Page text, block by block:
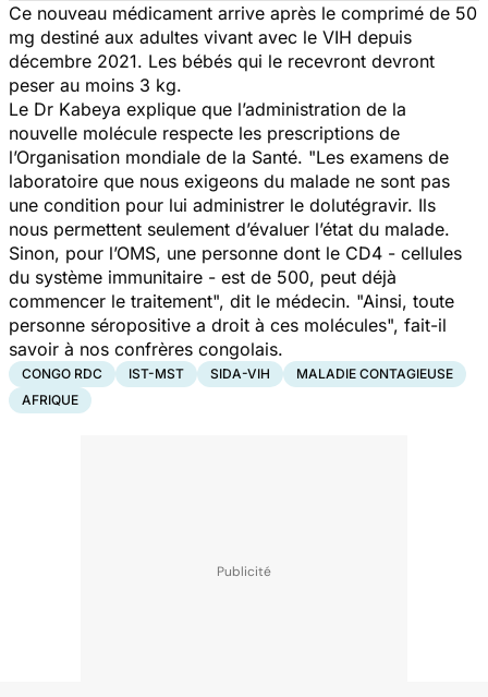
Ce nouveau médicament arrive après le comprimé de 50
mg destiné aux adultes vivant avec le VIH depuis
décembre 2021. Les bébés qui le recevront devront
peser au moins 3 kg.
Le Dr Kabeya explique que l’administration de la
nouvelle molécule respecte les prescriptions de
l’Organisation mondiale de la Santé. "Les examens de
laboratoire que nous exigeons du malade ne sont pas
une condition pour lui administrer le dolutégravir. Ils
nous permettent seulement d’évaluer l’état du malade.
Sinon, pour l’OMS, une personne dont le CD4 - cellules
du système immunitaire - est de 500, peut déjà
commencer le traitement", dit le médecin. "Ainsi, toute
personne séropositive a droit à ces molécules", fait-il
savoir à nos confrères congolais.
CONGO RDC IST-MST SIDA-VIH
MALADIE CONTAGIEUSE
AFRIQUE